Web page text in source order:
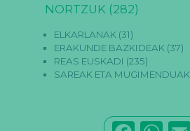
NORTZUK(282)
ELKARLANAK (31)
ERAKUNDE BAZKIDEAK (37)
REAS EUSKADI (235)
SAREAK ETA MUGIMENDUAK